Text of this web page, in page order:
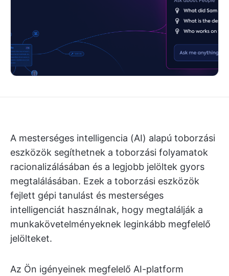
A mesterséges intelligencia (AI) alapú toborzási
eszközök segíthetnek a toborzási folyamatok
racionalizálásában és a legjobb jelöltek gyors
megtalálásában. Ezek a toborzási eszközök
fejlett gépi tanulást és mesterséges
intelligenciát használnak, hogy megtalálják a
munkakövetelményeknek leginkább megfelelő
jelölteket.
Az Ön igényeinek megfelelő AI-platform